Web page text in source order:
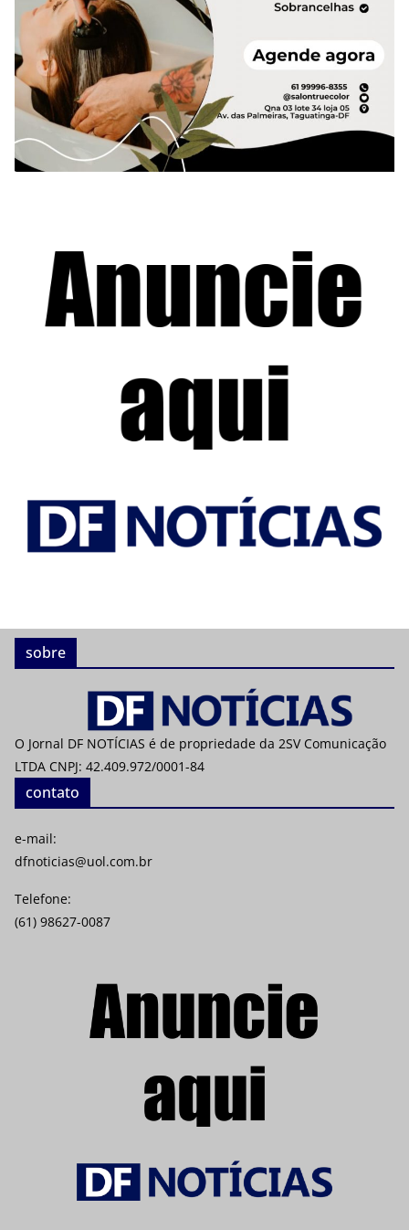
sobre
O Jornal DF NOTÍCIAS é de propriedade da 2SV Comunicação
LTDA CNPJ: 42.409.972/0001-84
contato
e-mail:
dfnoticias@uol.com.br
Telefone:
(61) 98627-0087